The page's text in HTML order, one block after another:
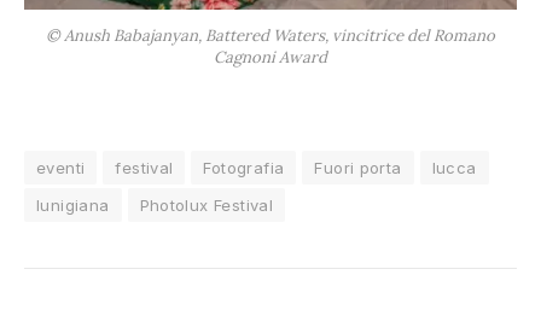
© Anush Babajanyan, Battered Waters, vincitrice del Romano
Cagnoni Award
eventi festival Fotografia Fuori porta
lucca
lunigiana
Photolux Festival